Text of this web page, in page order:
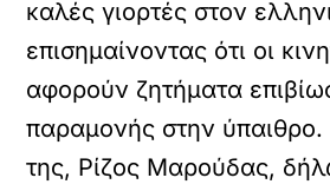
καλές γιορτές στον
επισημαίνοντας ότι οι
αφορούν ζητήματα
παραμονής στην
της, Ρίζος Μαρούδας,